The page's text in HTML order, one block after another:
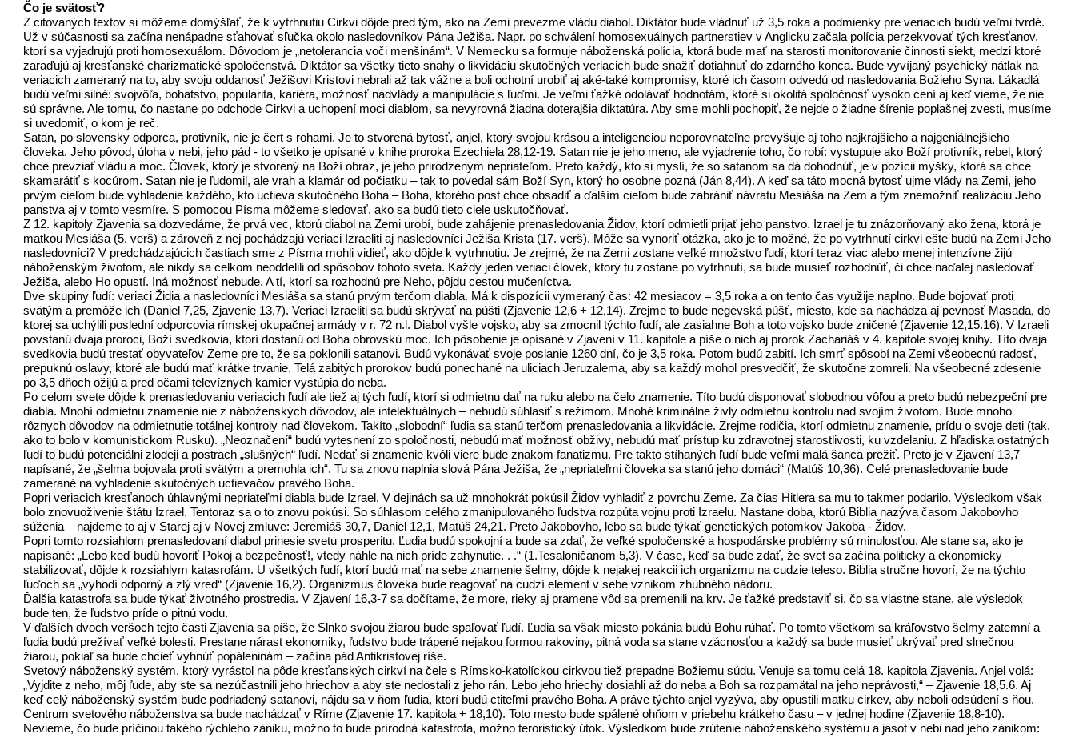
Čo je svätosť?
Z citovaných textov si môžeme domýšľať, že k vytrhnutiu Cirkvi dôjde pred tým, ako na Zemi prevezme vládu diabol. Diktátor bude vládnuť už 3,5 roka a podmienky pre veriacich budú veľmi tvrdé.
Už v súčasnosti sa začína nenápadne sťahovať sľučka okolo nasledovníkov Pána Ježiša. Napr. po schválení homosexuálnych partnerstiev v Anglicku začala polícia perzekvovať tých kresťanov,
ktorí sa vyjadrujú proti homosexuálom. Dôvodom je „netolerancia voči menšinám“. V Nemecku sa formuje náboženská polícia, ktorá bude mať na starosti monitorovanie činnosti siekt, medzi ktoré
zaraďujú aj kresťanské charizmatické spoločenstvá. Diktátor sa všetky tieto snahy o likvidáciu skutočných veriacich bude snažiť dotiahnuť do zdarného konca. Bude vyvíjaný psychický nátlak na
veriacich zameraný na to, aby svoju oddanosť Ježišovi Kristovi nebrali až tak vážne a boli ochotní urobiť aj aké-také kompromisy, ktoré ich časom odvedú od nasledovania Božieho Syna. Lákadlá
budú veľmi silné: svojvôľa, bohatstvo, popularita, kariéra, možnosť nadvlády a manipulácie s ľuďmi. Je veľmi ťažké odolávať hodnotám, ktoré si okolitá spoločnosť vysoko cení aj keď vieme, že nie
sú správne. Ale tomu, čo nastane po odchode Cirkvi a uchopení moci diablom, sa nevyrovná žiadna doterajšia diktatúra. Aby sme mohli pochopiť, že nejde o žiadne šírenie poplašnej zvesti, musíme
si uvedomiť, o kom je reč.
Satan, po slovensky odporca, protivník, nie je čert s rohami. Je to stvorená bytosť, anjel, ktorý svojou krásou a inteligenciou neporovnateľne prevyšuje aj toho najkrajšieho a najgeniálnejšieho
človeka. Jeho pôvod, úloha v nebi, jeho pád - to všetko je opísané v knihe proroka Ezechiela 28,12-19. Satan nie je jeho meno, ale vyjadrenie toho, čo robí: vystupuje ako Boží protivník, rebel, ktorý
chce prevziať vládu a moc. Človek, ktorý je stvorený na Boží obraz, je jeho prirodzeným nepriateľom. Preto každý, kto si myslí, že so satanom sa dá dohodnúť, je v pozícii myšky, ktorá sa chce
skamarátiť s kocúrom. Satan nie je ľudomil, ale vrah a klamár od počiatku – tak to povedal sám Boží Syn, ktorý ho osobne pozná (Ján 8,44). A keď sa táto mocná bytosť ujme vlády na Zemi, jeho
prvým cieľom bude vyhladenie každého, kto uctieva skutočného Boha – Boha, ktorého post chce obsadiť a ďalším cieľom bude zabrániť návratu Mesiáša na Zem a tým znemožniť realizáciu Jeho
panstva aj v tomto vesmíre. S pomocou Písma môžeme sledovať, ako sa budú tieto ciele uskutočňovať.
Z 12. kapitoly Zjavenia sa dozvedáme, že prvá vec, ktorú diabol na Zemi urobí, bude zahájenie prenasledovania Židov, ktorí odmietli prijať jeho panstvo. Izrael je tu znázorňovaný ako žena, ktorá je
matkou Mesiáša (5. verš) a zároveň z nej pochádzajú veriaci Izraeliti aj nasledovníci Ježiša Krista (17. verš). Môže sa vynoriť otázka, ako je to možné, že po vytrhnutí cirkvi ešte budú na Zemi Jeho
nasledovníci? V predchádzajúcich častiach sme z Písma mohli vidieť, ako dôjde k vytrhnutiu. Je zrejmé, že na Zemi zostane veľké množstvo ľudí, ktorí teraz viac alebo menej intenzívne žijú
náboženským životom, ale nikdy sa celkom neoddelili od spôsobov tohoto sveta. Každý jeden veriaci človek, ktorý tu zostane po vytrhnutí, sa bude musieť rozhodnúť, či chce naďalej nasledovať
Ježiša, alebo Ho opustí. Iná možnosť nebude. A tí, ktorí sa rozhodnú pre Neho, pôjdu cestou mučeníctva.
Dve skupiny ľudí: veriaci Židia a nasledovníci Mesiáša sa stanú prvým terčom diabla. Má k dispozícii vymeraný čas: 42 mesiacov = 3,5 roka a on tento čas využije naplno. Bude bojovať proti
svätým a premôže ich (Daniel 7,25, Zjavenie 13,7). Veriaci Izraeliti sa budú skrývať na púšti (Zjavenie 12,6 + 12,14). Zrejme to bude negevská púšť, miesto, kde sa nachádza aj pevnosť Masada, do
ktorej sa uchýlili poslední odporcovia rímskej okupačnej armády v r. 72 n.l. Diabol vyšle vojsko, aby sa zmocnil týchto ľudí, ale zasiahne Boh a toto vojsko bude zničené (Zjavenie 12,15.16). V Izraeli
povstanú dvaja proroci, Boží svedkovia, ktorí dostanú od Boha obrovskú moc. Ich pôsobenie je opísané v Zjavení v 11. kapitole a píše o nich aj prorok Zachariáš v 4. kapitole svojej knihy. Títo dvaja
svedkovia budú trestať obyvateľov Zeme pre to, že sa poklonili satanovi. Budú vykonávať svoje poslanie 1260 dní, čo je 3,5 roka. Potom budú zabití. Ich smrť spôsobí na Zemi všeobecnú radosť,
prepuknú oslavy, ktoré ale budú mať krátke trvanie. Telá zabitých prorokov budú ponechané na uliciach Jeruzalema, aby sa každý mohol presvedčiť, že skutočne zomreli. Na všeobecné zdesenie
po 3,5 dňoch ožijú a pred očami televíznych kamier vystúpia do neba.
Po celom svete dôjde k prenasledovaniu veriacich ľudí ale tiež aj tých ľudí, ktorí si odmietnu dať na ruku alebo na čelo znamenie. Títo budú disponovať slobodnou vôľou a preto budú nebezpeční pre
diabla. Mnohí odmietnu znamenie nie z náboženských dôvodov, ale intelektuálnych – nebudú súhlasiť s režimom. Mnohé kriminálne živly odmietnu kontrolu nad svojím životom. Bude mnoho
rôznych dôvodov na odmietnutie totálnej kontroly nad človekom. Takíto „slobodní“ ľudia sa stanú terčom prenasledovania a likvidácie. Zrejme rodičia, ktorí odmietnu znamenie, prídu o svoje deti (tak,
ako to bolo v komunistickom Rusku). „Neoznačení“ budú vytesnení zo spoločnosti, nebudú mať možnosť obživy, nebudú mať prístup ku zdravotnej starostlivosti, ku vzdelaniu. Z hľadiska ostatných
ľudí to budú potenciálni zlodeji a postrach „slušných“ ľudí. Nedať si znamenie kvôli viere bude znakom fanatizmu. Pre takto stíhaných ľudí bude veľmi malá šanca prežiť. Preto je v Zjavení 13,7
napísané, že „šelma bojovala proti svätým a premohla ich“. Tu sa znovu naplnia slová Pána Ježiša, že „nepriateľmi človeka sa stanú jeho domáci“ (Matúš 10,36). Celé prenasledovanie bude
zamerané na vyhladenie skutočných uctievačov pravého Boha.
Popri veriacich kresťanoch úhlavnými nepriateľmi diabla bude Izrael. V dejinách sa už mnohokrát pokúsil Židov vyhladiť z povrchu Zeme. Za čias Hitlera sa mu to takmer podarilo. Výsledkom však
bolo znovuoživenie štátu Izrael. Tentoraz sa o to znovu pokúsi. So súhlasom celého zmanipulovaného ľudstva rozpúta vojnu proti Izraelu. Nastane doba, ktorú Biblia nazýva časom Jakobovho
súženia – najdeme to aj v Starej aj v Novej zmluve: Jeremiáš 30,7, Daniel 12,1, Matúš 24,21. Preto Jakobovho, lebo sa bude týkať genetických potomkov Jakoba - Židov.
Popri tomto rozsiahlom prenasledovaní diabol prinesie svetu prosperitu. Ľudia budú spokojní a bude sa zdať, že veľké spoločenské a hospodárske problémy sú minulosťou. Ale stane sa, ako je
napísané: „Lebo keď budú hovoriť Pokoj a bezpečnosť!, vtedy náhle na nich príde zahynutie. . .“ (1.Tesaloničanom 5,3). V čase, keď sa bude zdať, že svet sa začína politicky a ekonomicky
stabilizovať, dôjde k rozsiahlym katasrofám. U všetkých ľudí, ktorí budú mať na sebe znamenie šelmy, dôjde k nejakej reakcii ich organizmu na cudzie teleso. Biblia stručne hovorí, že na týchto
ľuďoch sa „vyhodí odporný a zlý vred“ (Zjavenie 16,2). Organizmus človeka bude reagovať na cudzí element v sebe vznikom zhubného nádoru.
Ďalšia katastrofa sa bude týkať životného prostredia. V Zjavení 16,3-7 sa dočítame, že more, rieky aj pramene vôd sa premenili na krv. Je ťažké predstaviť si, čo sa vlastne stane, ale výsledok
bude ten, že ľudstvo príde o pitnú vodu.
V ďalších dvoch veršoch tejto časti Zjavenia sa píše, že Slnko svojou žiarou bude spaľovať ľudí. Ľudia sa však miesto pokánia budú Bohu rúhať. Po tomto všetkom sa kráľovstvo šelmy zatemní a
ľudia budú prežívať veľké bolesti. Prestane nárast ekonomiky, ľudstvo bude trápené nejakou formou rakoviny, pitná voda sa stane vzácnosťou a každý sa bude musieť ukrývať pred slnečnou
žiarou, pokiaľ sa bude chcieť vyhnúť popáleninám – začína pád Antikristovej ríše.
Svetový náboženský systém, ktorý vyrástol na pôde kresťanských cirkví na čele s Rímsko-katolíckou cirkvou tiež prepadne Božiemu súdu. Venuje sa tomu celá 18. kapitola Zjavenia. Anjel volá:
„Vyjdite z neho, môj ľude, aby ste sa nezúčastnili jeho hriechov a aby ste nedostali z jeho rán. Lebo jeho hriechy dosiahli až do neba a Boh sa rozpamätal na jeho neprávosti,“ – Zjavenie 18,5.6. Aj
keď celý náboženský systém bude podriadený satanovi, nájdu sa v ňom ľudia, ktorí budú ctiteľmi pravého Boha. A práve týchto anjel vyzýva, aby opustili matku cirkev, aby neboli odsúdení s ňou.
Centrum svetového náboženstva sa bude nachádzať v Ríme (Zjavenie 17. kapitola + 18,10). Toto mesto bude spálené ohňom v priebehu krátkeho času – v jednej hodine (Zjavenie 18,8-10).
Nevieme, čo bude príčinou takého rýchleho zániku, možno to bude prírodná katastrofa, možno teroristický útok. Výsledkom bude zrútenie náboženského systému a jasot v nebi nad jeho zánikom: